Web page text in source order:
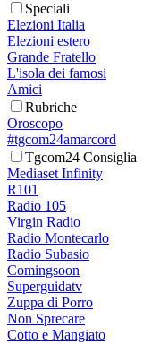
Speciali
Elezioni Italia
Elezioni estero
Grande Fratello
L'isola dei famosi
Amici
Rubriche
Oroscopo
#tgcom24amarcord
Tgcom24 Consiglia
Mediaset Infinity
R101
Radio 105
Virgin Radio
Radio Montecarlo
Radio Subasio
Comingsoon
Superguidatv
Zuppa di Porro
Non Sprecare
Cotto e Mangiato